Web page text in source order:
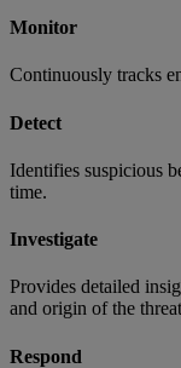
Monitor
Continuously tracks
Detect
Identifies suspicious
time.
Investigate
Provides detailed
and origin of the
Respond